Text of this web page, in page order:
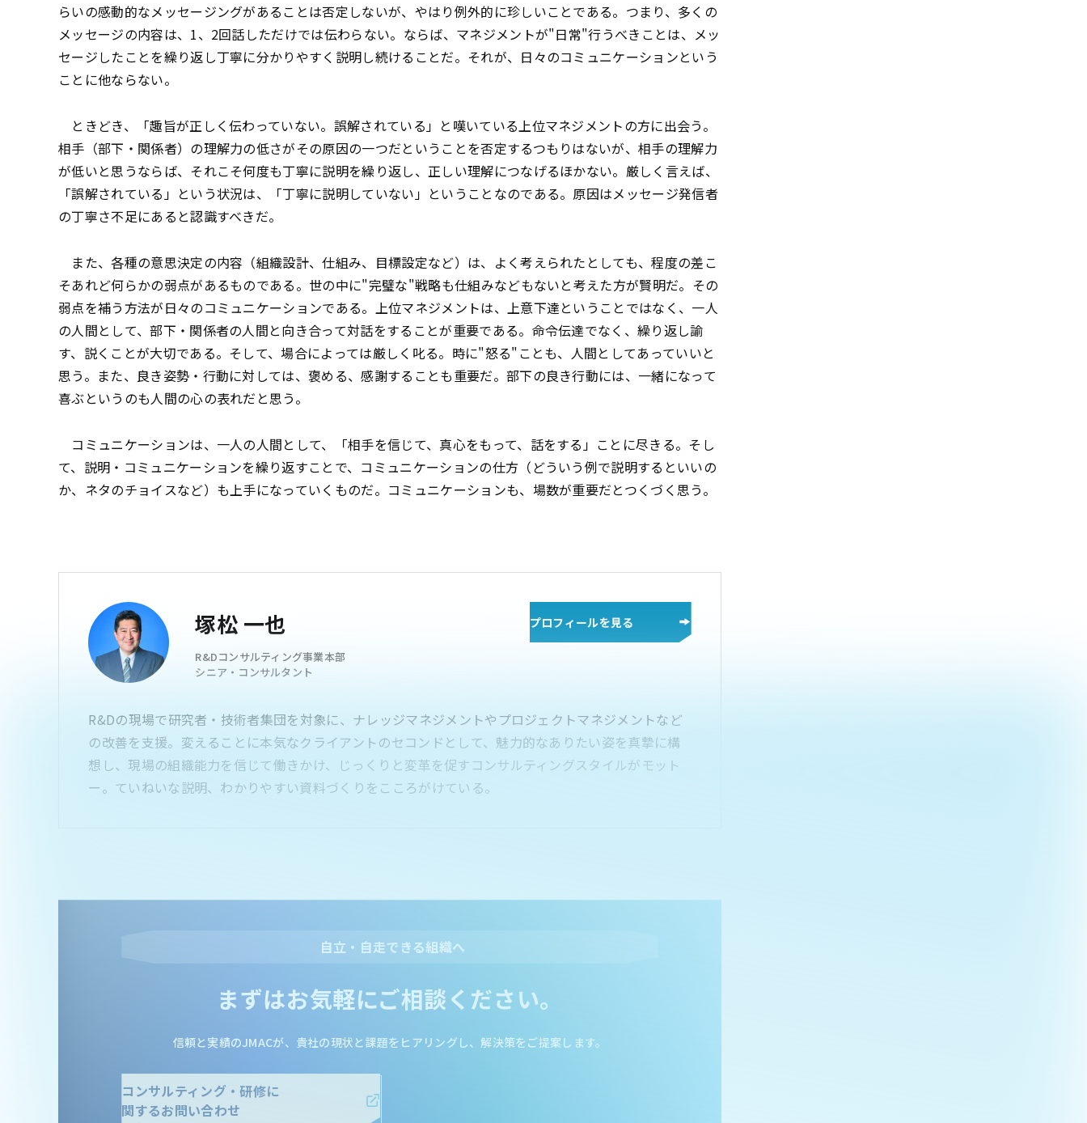
らいの感動的なメッセージングがあることは否定しないが、やはり例外的に珍しいことである。つまり、多くの
メッセージの内容は、1、2回話しただけでは伝わらない。ならば、マネジメントが"日常"行うべきことは、メッ
セージしたことを繰り返し丁寧に分かりやすく説明し続けることだ。それが、日々のコミュニケーションという
ことに他ならない。
ときどき、「趣旨が正しく伝わっていない。誤解されている」と嘆いている上位マネジメントの方に出会う。
相手（部下・関係者）の理解力の低さがその原因の一つだということを否定するつもりはないが、相手の理解力
が低いと思うならば、それこそ何度も丁寧に説明を繰り返し、正しい理解につなげるほかない。厳しく言えば、
「誤解されている」という状況は、「丁寧に説明していない」ということなのである。原因はメッセージ発信者
の丁寧さ不足にあると認識すべきだ。
また、各種の意思決定の内容（組織設計、仕組み、目標設定など）は、よく考えられたとしても、程度の差こ
そあれど何らかの弱点があるものである。世の中に"完璧な"戦略も仕組みなどもないと考えた方が賢明だ。その
弱点を補う方法が日々のコミュニケーションである。上位マネジメントは、上意下達ということではなく、一人
の人間として、部下・関係者の人間と向き合って対話をすることが重要である。命令伝達でなく、繰り返し諭
す、説くことが大切である。そして、場合によっては厳しく叱る。時に"怒る"ことも、人間としてあっていいと
思う。また、良き姿勢・行動に対しては、褒める、感謝することも重要だ。部下の良き行動には、一緒になって
喜ぶというのも人間の心の表れだと思う。
コミュニケーションは、一人の人間として、「相手を信じて、真心をもって、話をする」ことに尽きる。そし
て、説明・コミュニケーションを繰り返すことで、コミュニケーションの仕方（どういう例で説明するといいの
か、ネタのチョイスなど）も上手になっていくものだ。コミュニケーションも、場数が重要だとつくづく思う。
塚松 一也
R&Dコンサルティング事業本部
シニア・コンサルタント
R&Dの現場で研究者・技術者集団を対象に、ナレッジマネジメントやプロジェクトマネジメントなど
の改善を支援。変えることに本気なクライアントのセコンドとして、魅力的なありたい姿を真摯に構
想し、現場の組織能力を信じて働きかけ、じっくりと変革を促すコンサルティングスタイルがモット
ー。ていねいな説明、わかりやすい資料づくりをこころがけている。
プロフィールを見る
まずはお気軽にご相談ください。
自立・自走できる組織へ
信頼と実績のJMACが、貴社の現状と課題をヒアリングし、解決策をご提案します。
コンサルティング・研修に
関するお問い合わせ